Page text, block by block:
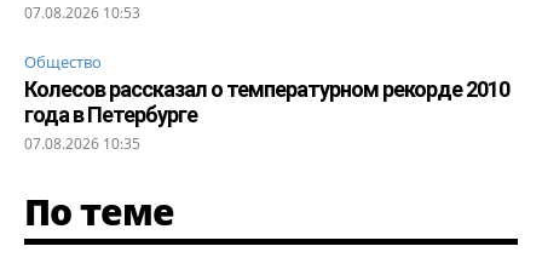
07.08.2026 10:53
Общество
Колесов рассказал о температурном рекорде 2010
года в Петербурге
07.08.2026 10:35
По теме